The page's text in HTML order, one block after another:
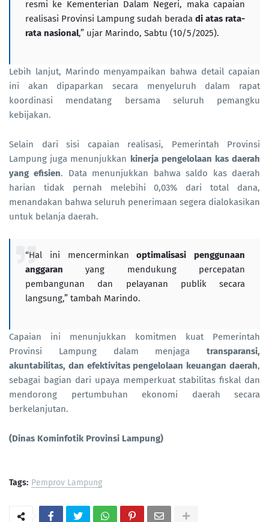
resmi ke Kementerian Dalam Negeri, maka capaian
realisasi Provinsi Lampung sudah berada di atas rata-
rata nasional,” ujar Marindo, Sabtu (10/5/2025).
Lebih lanjut, Marindo menyampaikan bahwa detail capaian
ini akan dipaparkan secara menyeluruh dalam rapat
koordinasi mendatang bersama seluruh pemangku
kebijakan.
Selain dari sisi capaian realisasi, Pemerintah Provinsi
Lampung juga menunjukkan kinerja pengelolaan kas daerah
yang efisien. Data menunjukkan bahwa saldo kas daerah
harian tidak pernah melebihi 0,03% dari total dana,
menandakan bahwa seluruh penerimaan segera dialokasikan
untuk belanja daerah.
“Hal ini mencerminkanoptimalisasi penggunaan
anggaran yang mendukung percepatan
pembangunan dan pelayanan publik secara
langsung,” tambah Marindo.
Capaian ini menunjukkan komitmen kuat Pemerintah
Provinsi Lampung dalam menjaga transparansi,
akuntabilitas, dan efektivitas pengelolaan keuangan daerah,
sebagai bagian dari upaya memperkuat stabilitas fiskal dan
mendorong pertumbuhan ekonomi daerah secara
berkelanjutan.
(Dinas Kominfotik Provinsi Lampung)
Tags: Pemprov Lampung